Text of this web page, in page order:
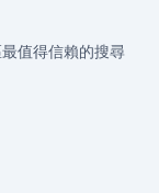
值得信賴的搜尋